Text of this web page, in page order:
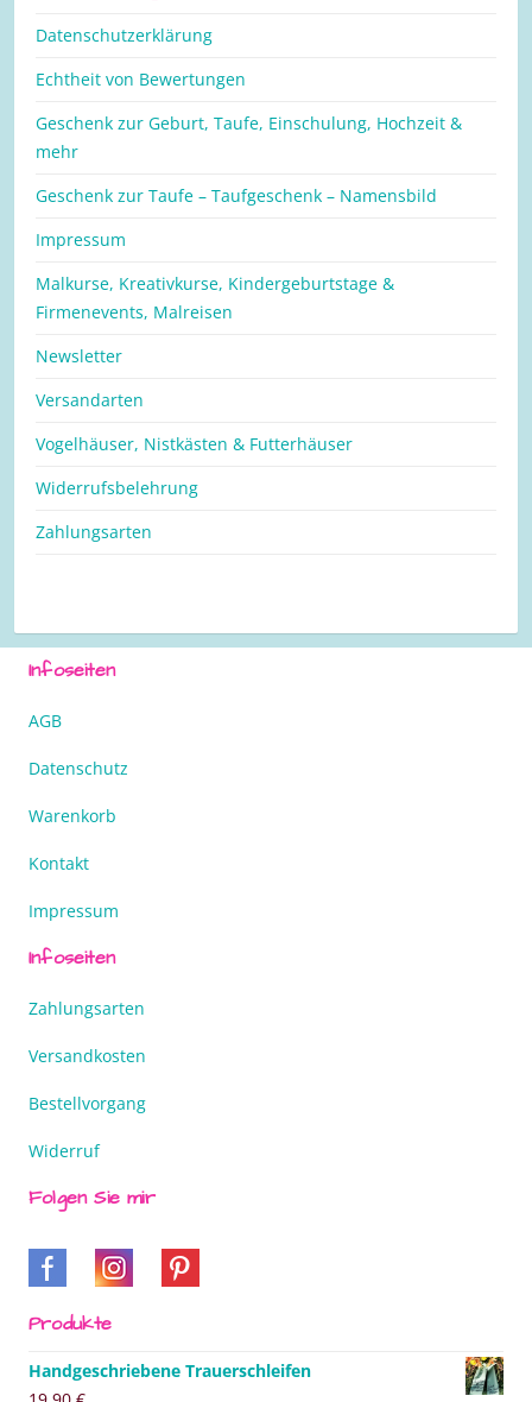
Datenschutzerklärung
Echtheit von Bewertungen
Geschenk zur Geburt, Taufe, Einschulung, Hochzeit &
mehr
Geschenk zur Taufe – Taufgeschenk – Namensbild
Impressum
Malkurse, Kreativkurse, Kindergeburtstage &
Firmenevents, Malreisen
Newsletter
Versandarten
Vogelhäuser, Nistkästen & Futterhäuser
Widerrufsbelehrung
Zahlungsarten
Infoseiten
AGB
Datenschutz
Warenkorb
Kontakt
Impressum
Infoseiten
Zahlungsarten
Versandkosten
Bestellvorgang
Widerruf
Folgen Sie mir
Produkte
Handgeschriebene Trauerschleifen